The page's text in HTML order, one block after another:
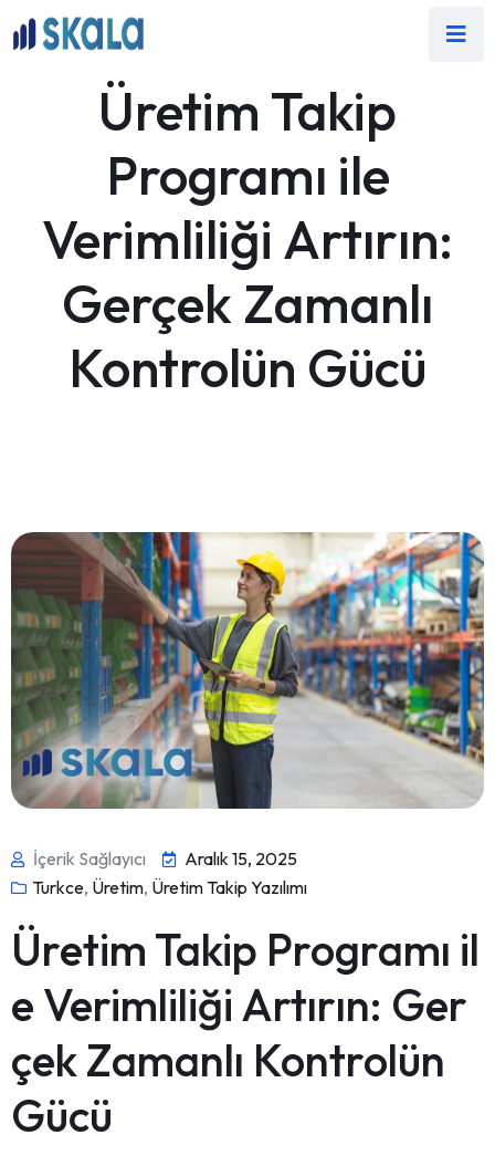
Üretim Takip
Programı ile
Verimliliği Artırın:
Gerçek Zamanlı
Kontrolün Gücü
İçerik Sağlayıcı
Aralık 15, 2025
Turkce, Üretim, Üretim Takip Yazılımı
Üretim Takip Programı il
e Verimliliği Artırın: Ger
çek Zamanlı Kontrolün
Gücü